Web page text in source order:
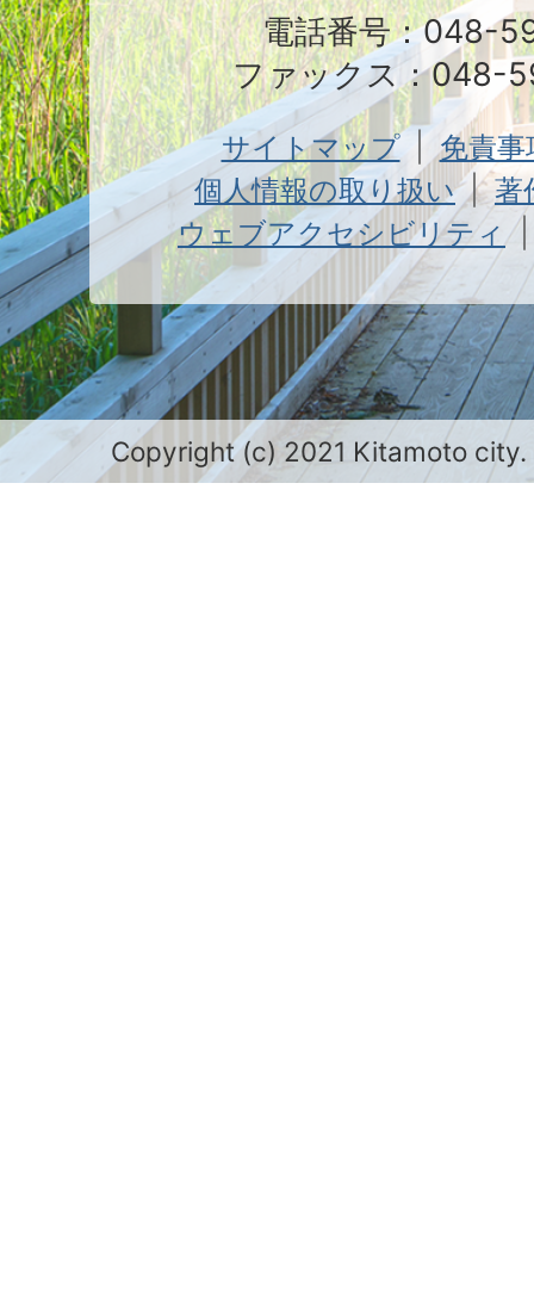
電話番号：048-
ファックス：048-
サイトマップ
免責
個人情報の取り扱い
著
ウェブアクセシビリティ
Copyright (c) 2021 Kitamoto city.